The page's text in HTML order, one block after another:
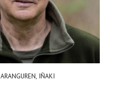
ARANGUREN, IÑAKI